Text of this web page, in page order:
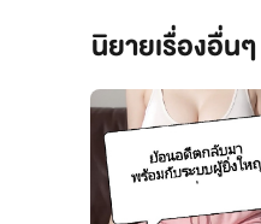
3.ราชามังกรไฟ
4.ราชามังกรแ
5.ราชามังกรท
นิยายเรื่องอื่น